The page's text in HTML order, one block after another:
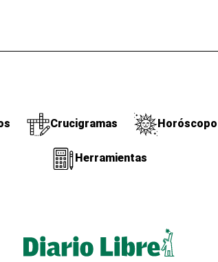
Crucigramas Horóscopo
Herramientas